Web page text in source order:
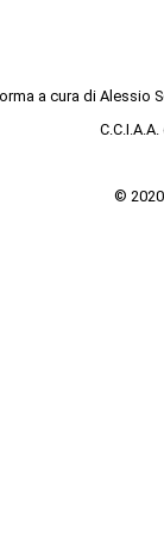
a cura di Alessio
©